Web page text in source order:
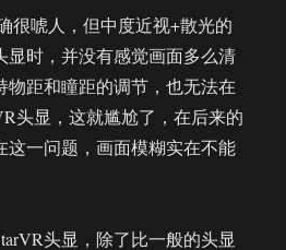
很唬人，但中度近视+散光的
显时，并没有感觉画面多么清
物距和瞳距的调节，也无法在
头显，这就尴尬了，在后来的
这一问题，画面模糊实在不能
头显，除了比一般的头显